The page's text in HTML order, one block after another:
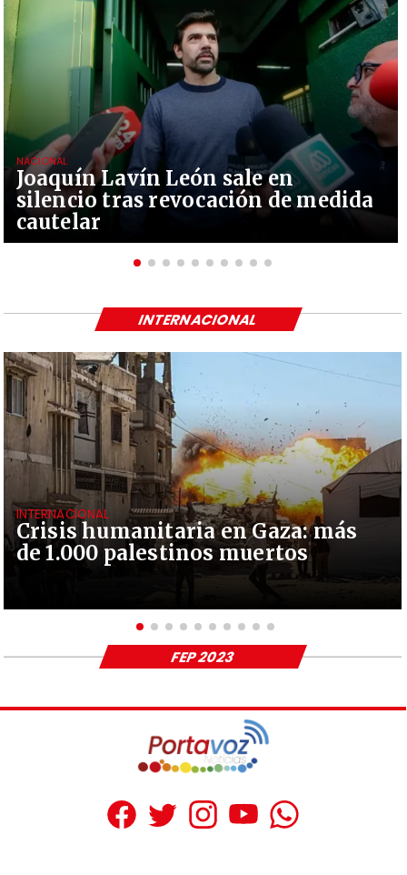
Joaquín Lavín León sale en
silencio tras revocación de medida
cautelar
NACIONAL
Crisis humanitaria en Gaza: más
de 1.000 palestinos muertos
INTERNACIONAL
INTERNACIONAL
FEP 2023